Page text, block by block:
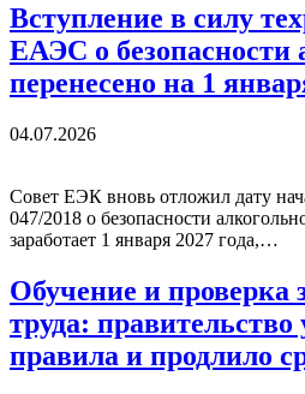
Вступление в силу
ЕАЭС о безопасности
перенесено на 1
04.07.2026
Совет ЕЭК вновь отложил дату
047/2018 о безопасности
заработает 1 января 2027 года,…
Обучение и проверка
труда: правительство
правила и продлило